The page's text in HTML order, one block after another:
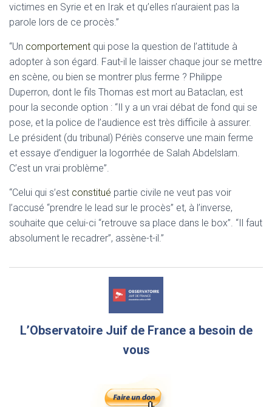
victimes en Syrie et en Irak et qu’elles n’auraient pas la
parole lors de ce procès.”
“Un comportement qui pose la question de l’attitude à
adopter à son égard. Faut-il le laisser chaque jour se mettre
en scène, ou bien se montrer plus ferme ? Philippe
Duperron, dont le fils Thomas est mort au Bataclan, est
pour la seconde option : “Il y a un vrai débat de fond qui se
pose, et la police de l’audience est très difficile à assurer.
Le président (du tribunal) Périès conserve une main ferme
et essaye d’endiguer la logorrhée de Salah Abdelslam.
C’est un vrai problème”.
“Celui qui s’est constitué partie civile ne veut pas voir
l’accusé “prendre le lead sur le procès” et, à l’inverse,
souhaite que celui-ci “retrouve sa place dans le box”. “Il faut
absolument le recadrer”, assène-t-il.”
L’Observatoire Juif de France a besoin de
vous